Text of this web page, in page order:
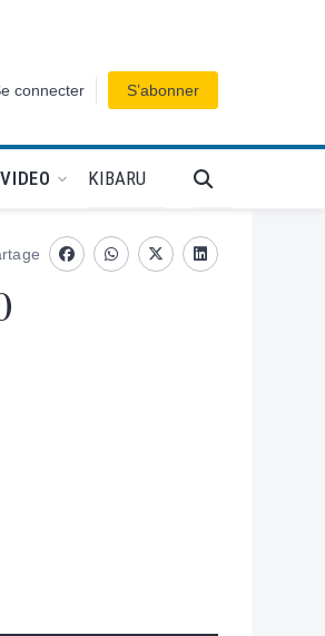
connecter S’abonner
VIDEO KIBARU
FacebookwhatsappTwitterLinkedin